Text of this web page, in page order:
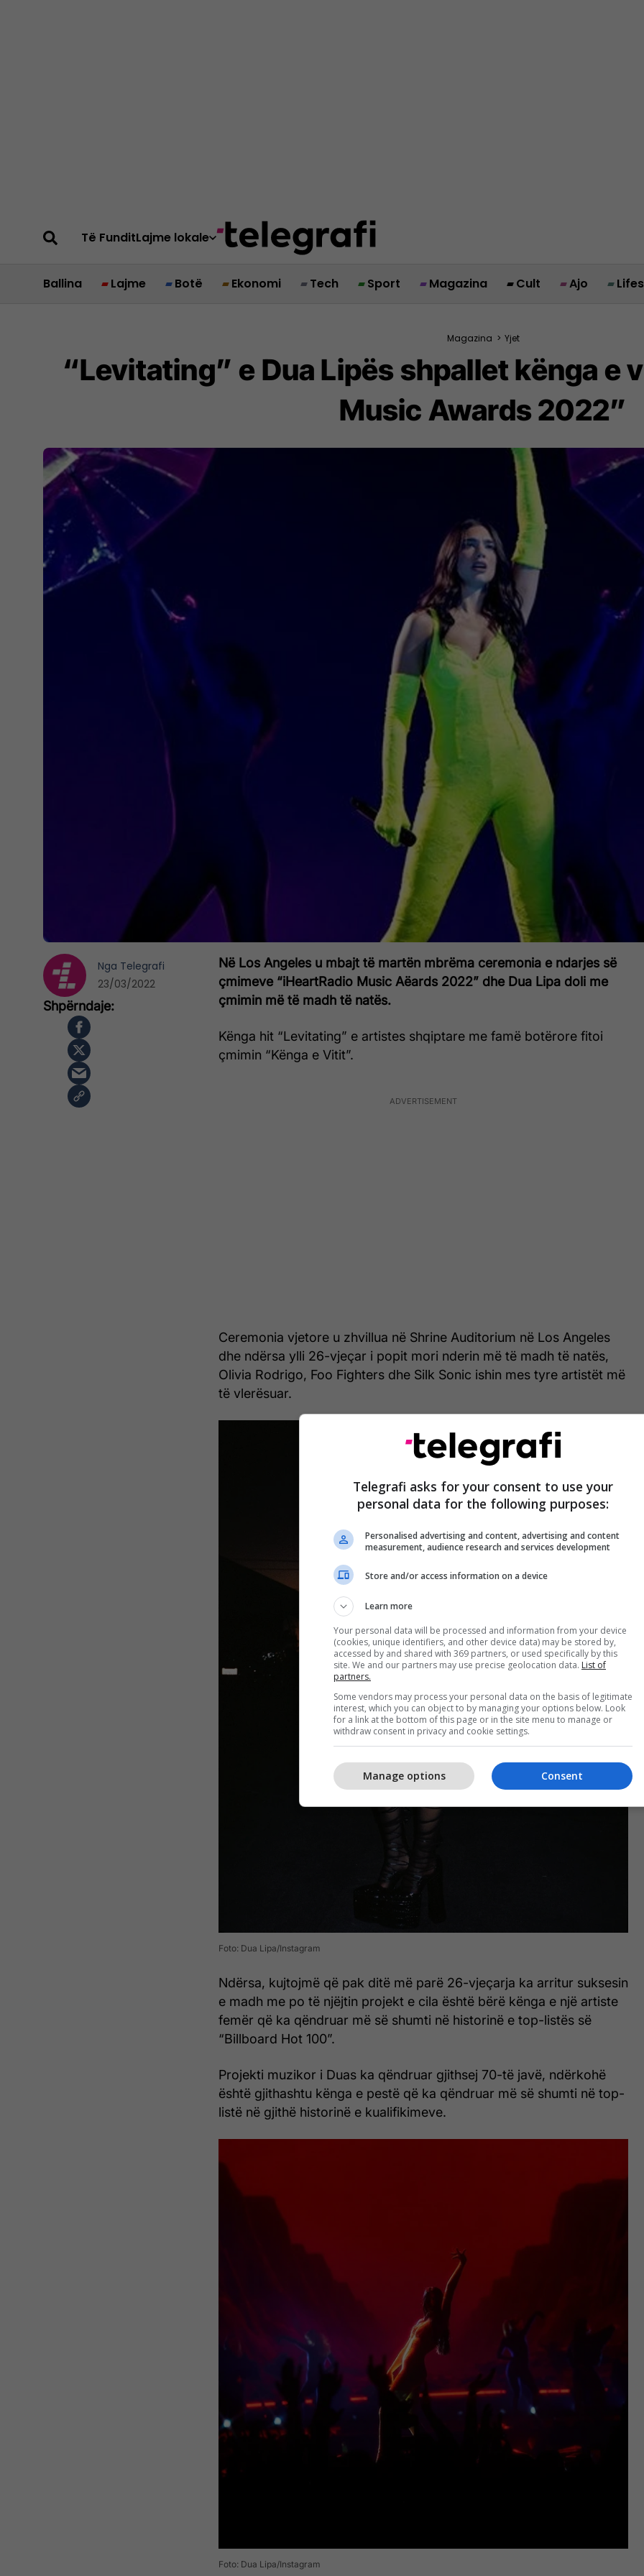
Të FunditLajme lokale
Ballina Lajme Botë Ekonomi Tech Sport Magazina Cult Ajo
Magazina > Yjet
“Levitating” e Dua Lipës shpallet kënga e
Music Awards 2022”
Në Los Angeles u mbajt të martën mbrëma ceremonia e ndarjes së
çmimeve “iHeartRadio Music Aëards 2022” dhe Dua Lipa doli me
çmimin më të madh të natës.
Kënga hit “Levitating” e artistes shqiptare me famë botërore fitoi
çmimin “Kënga e Vitit”.
Ceremonia vjetore u zhvillua në Shrine Auditorium në Los Angeles
dhe ndërsa ylli 26-vjeçar i popit mori nderin më të madh të natës,
Olivia Rodrigo, Foo Fighters dhe Silk Sonic ishin mes tyre artistët më
të vlerësuar.
Foto: Dua Lipa/Instagram
Ndërsa, kujtojmë që pak ditë më parë 26-vjeçarja ka arritur suksesin
e madh me po të njëjtin projekt e cila është bërë kënga e një artiste
femër që ka qëndruar më së shumti në historinë e top-listës së
“Billboard Hot 100”.
Projekti muzikor i Duas ka qëndruar gjithsej 70-të javë, ndërkohë
është gjithashtu kënga e pestë që ka qëndruar më së shumti në top-
listë në gjithë historinë e kualifikimeve.
Foto: Dua Lipa/Instagram
Nga Telegrafi
23/03/2022
Telegrafi asks for your consent to use your
personal data for the following purposes:
Personalised advertising and content, advertising and content
measurement, audience research and services development
Store and/or access information on a device
Learn more
Your personal data will be processed and information from your device
(cookies, unique identifiers, and other device data) may be stored by,
accessed by and shared with 369 partners, or used specifically by this
site. We and our partners may use precise geolocation data. List of
partners.
Some vendors may process your personal data on the basis of legitimate
interest, which you can object to by managing your options below. Look
for a link at the bottom of this page or in the site menu to manage or
withdraw consent in privacy and cookie settings.
Consent
Manage options